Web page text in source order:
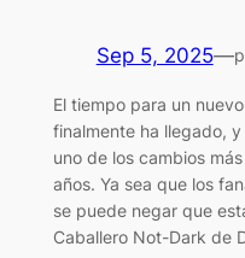
Sep 5, 2025—
El tiempo para un
finalmente ha llegado,
uno de los cambios
años. Ya sea que los
se puede negar que
Caballero Not-Dark de